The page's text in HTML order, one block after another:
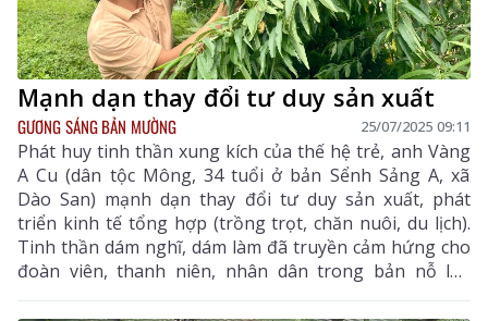
Mạnh dạn thay đổi tư duy sản xuất
GƯƠNG SÁNG BẢN MƯỜNG 25/07/2025 09:11
Phát huy tinh thần xung kích của thế hệ trẻ, anh Vàng
A Cu (dân tộc Mông, 34 tuổi ở bản Sểnh Sảng A, xã
Dào San) mạnh dạn thay đổi tư duy sản xuất, phát
triển kinh tế tổng hợp (trồng trọt, chăn nuôi, du lịch).
Tinh thần dám nghĩ, dám làm đã truyền cảm hứng cho
đoàn viên, thanh niên, nhân dân trong bản nỗ lực
vượt khó vươn lên.